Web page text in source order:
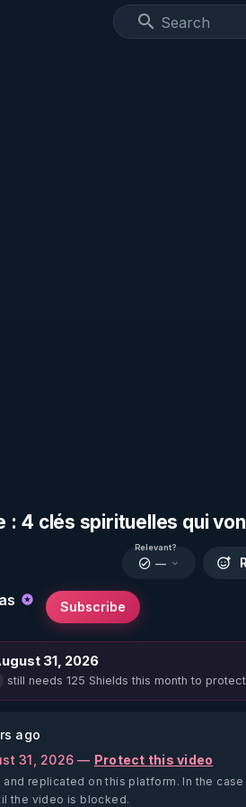
: 4 clés spirituelles qui
Subscribe
Relevant?
—
31, 2026
still needs 125 Shields this month to
ago
31, 2026 — Protect this video
replicated on this platform. In the
the video is blocked.